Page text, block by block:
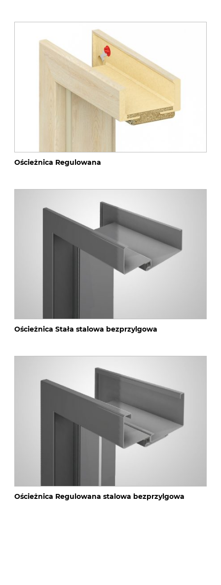
Ościeżnica Regulowana
Ościeżnica Stała stalowa bezprzylgowa
Ościeżnica Regulowana stalowa bezprzylgowa